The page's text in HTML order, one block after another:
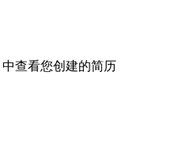
中查看您创建的简历